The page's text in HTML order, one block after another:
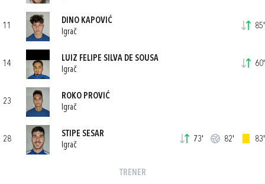
11
DINO KAPOVIĆ
Igrač
85'
14
LUIZ FELIPE SILVA DE SOUSA
Igrač
60'
23
ROKO PROVIĆ
Igrač
28
STIPE SESAR
Igrač
73' 82' 83'
TRENER